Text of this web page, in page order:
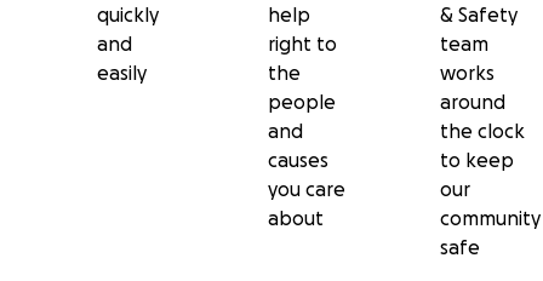
quickly
and
easily
help
right to
the
people
and
causes
you care
about
& Safety
team
works
around
the clock
to keep
our
community
safe